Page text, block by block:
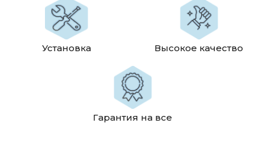
Установка Высокое качество
Гарантия на все